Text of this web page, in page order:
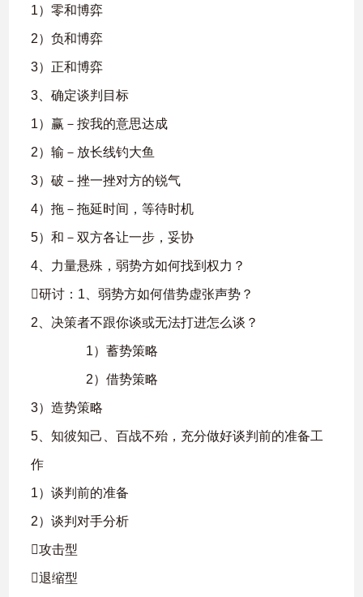
1）零和博弈
2）负和博弈
3）正和博弈
3、确定谈判目标
1）赢－按我的意思达成
2）输－放长线钓大鱼
3）破－挫一挫对方的锐气
4）拖－拖延时间，等待时机
5）和－双方各让一步，妥协
4、力量悬殊，弱势方如何找到权力？
研讨：1、弱势方如何借势虚张声势？
2、决策者不跟你谈或无法打进怎么谈？
1）蓄势策略
2）借势策略
3）造势策略
5、知彼知己、百战不殆，充分做好谈判前的准备工
作
1）谈判前的准备
2）谈判对手分析
攻击型
退缩型